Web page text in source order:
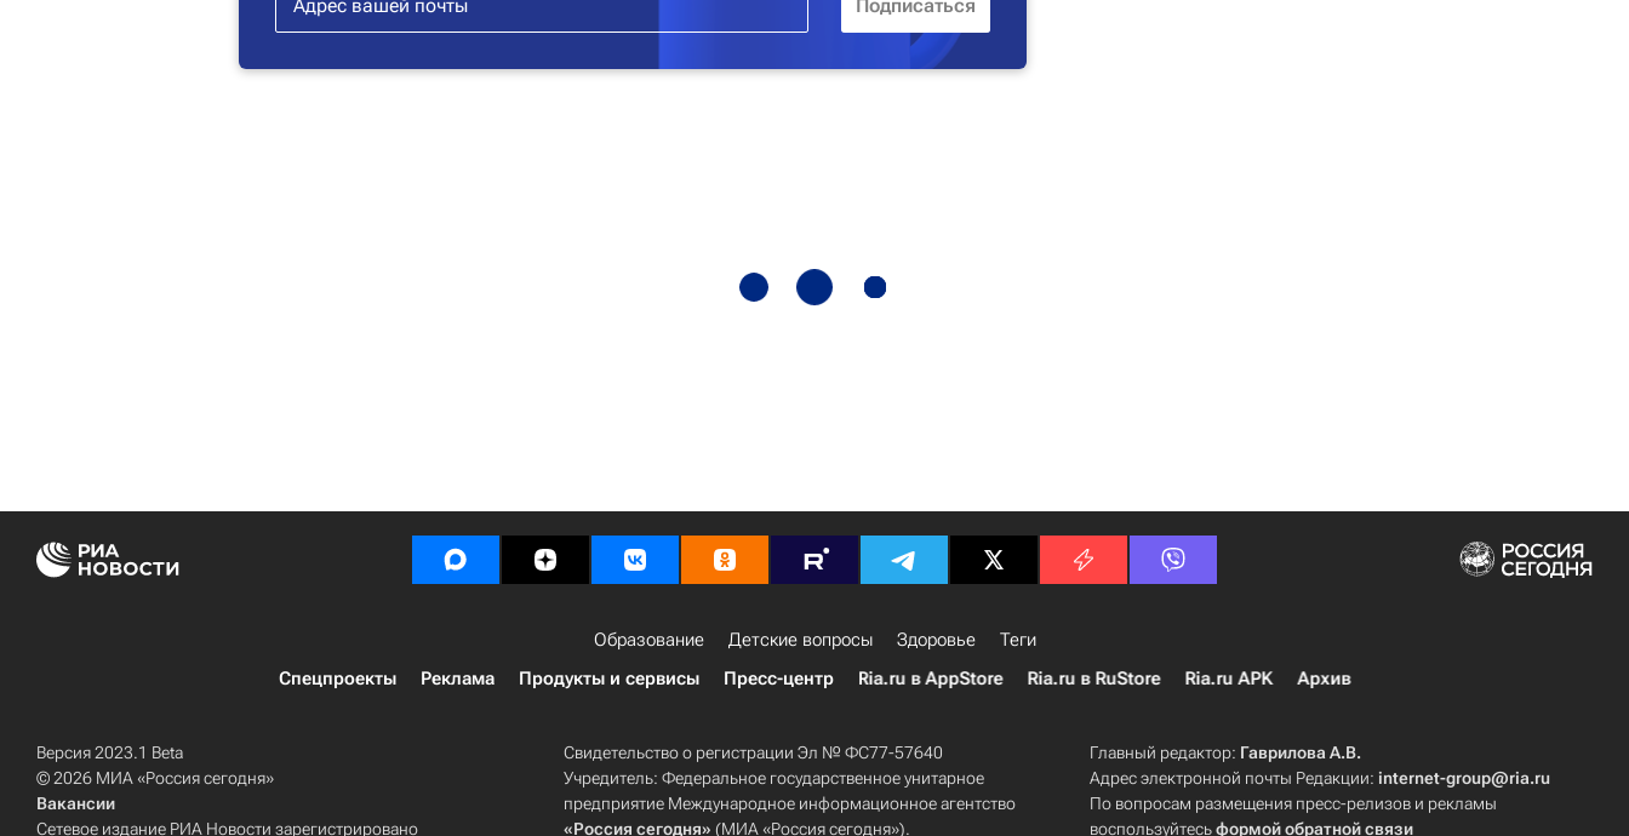
Образование Детские вопросы Здоровье
Теги
Спецпроекты
Реклама Продукты и сервисы Пресс-центр Ria.ru в AppStore Ria.ru в RuStore Ria.ru APK Архив
Версия 2023.1 Beta
© 2026 МИА «Россия сегодня»
Вакансии
Сетевое издание РИА Новости зарегистрировано
Свидетельство о регистрации Эл № ФС77-57640
Учредитель: Федеральное государственное унитарное
предприятие Международное информационное агентство
«Россия сегодня» (МИА «Россия сегодня»).
Главный редактор: Гаврилова А.В.
Адрес электронной почты Редакции:internet-group@ria.ru
По вопросам размещения пресс-релизов и рекламы
воспользуйтесьформой обратной связи